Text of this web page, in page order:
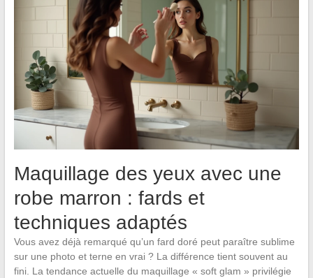
Maquillage des yeux avec une
robe marron : fards et
techniques adaptés
Vous avez déjà remarqué qu’un fard doré peut paraître sublime
sur une photo et terne en vrai ? La différence tient souvent au
fini. La tendance actuelle du maquillage « soft glam » privilégie